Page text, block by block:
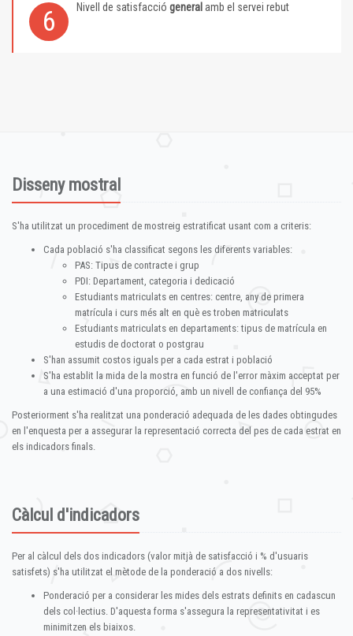
6 Nivell de satisfacció general amb el servei rebut
Disseny mostral
S'ha utilitzat un procediment de mostreig estratificat usant com a criteris:
Cada població s'ha classificat segons les diferents variables:
PAS: Tipus de contracte i grup
PDI: Departament, categoria i dedicació
Estudiants matriculats en centres: centre, any de primera
matrícula i curs més alt en què es troben matriculats
Estudiants matriculats en departaments: tipus de matrícula en
estudis de doctorat o postgrau
S'han assumit costos iguals per a cada estrat i població
S'ha establit la mida de la mostra en funció de l'error màxim acceptat per
a una estimació d'una proporció, amb un nivell de confiança del 95%
Posteriorment s'ha realitzat una ponderació adequada de les dades obtingudes
en l'enquesta per a assegurar la representació correcta del pes de cada estrat en
els indicadors finals.
Càlcul d'indicadors
Per al càlcul dels dos indicadors (valor mitjà de satisfacció i % d'usuaris
satisfets) s'ha utilitzat el mètode de la ponderació a dos nivells:
Ponderació per a considerar les mides dels estrats definits en cadascun
dels col·lectius. D'aquesta forma s'assegura la representativitat i es
minimitzen els biaixos.